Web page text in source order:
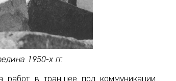
1950-х гг.
работ в траншее под коммуникации